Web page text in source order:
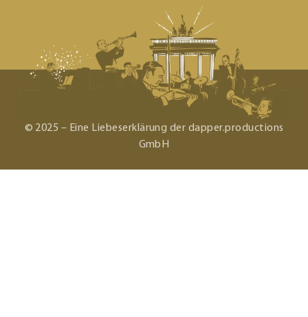
© 2025 – Eine Liebeserklärung der dapper.productions
GmbH